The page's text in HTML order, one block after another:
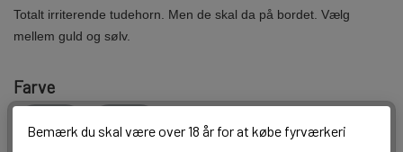
BALLONER
Totalt irriterende tudehorn. Men de skal da på bordet. Vælg
mellem guld og sølv.
Farve
Sølv
Bemærk du skal være over 18 år for at købe fyrværkeri